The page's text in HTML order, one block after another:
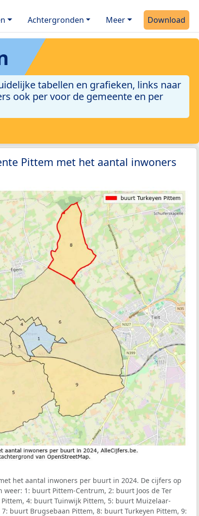
Achtergronden Meer Download
tabellen en grafieken, links naar
ook per voor de gemeente en per
Pittem met het aantal inwoners
het aantal inwoners per buurt in 2024. De cijfers op
1: buurt Pittem-Centrum, 2: buurt Joos de Ter
4: buurt Tuinwijk Pittem, 5: buurt Muizelaar-
buurt Brugsebaan Pittem, 8: buurt Turkeyen Pittem, 9: